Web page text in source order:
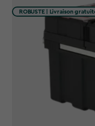
ROBUSTE | Livraison